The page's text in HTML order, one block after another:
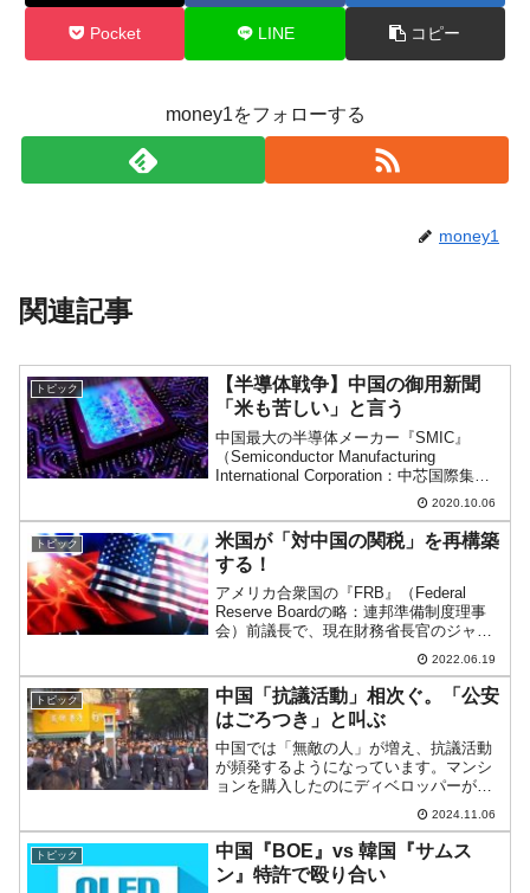
Pocket LINE コピー
money1をフォローする
money1
関連記事
トピック
【半導体戦争】中国の御用新聞
「米も苦しい」と言う
中国最大の半導体メーカー『SMIC』
（Semiconductor Manufacturing
International Corporation：中芯国際集成
電路製造）がアメリカ合衆国の「輸出管
理対象」となったことが確認されまし
た。これによ...
2020.10.06
トピック
米国が「対中国の関税」を再構築
する！
アメリカ合衆国の『FRB』（Federal
Reserve Boardの略：連邦準備制度理事
会）前議長で、現在財務省長官のジャネ
ット・イエレンさん（下掲写真）が対中
国で新たな動きをしていることが報道さ
れています。トランプ前大統領が対中国
で課...
2022.06.19
トピック
中国「抗議活動」相次ぐ。「公安
はごろつき」と叫ぶ
中国では「無敵の人」が増え、抗議活動
が頻発するようになっています。マンシ
ョンを購入したのにディベロッパーが建
設を途中でやめて逃げる――という事態
は今も続いています。↑マンションの完
成・引き渡しを求める皆さん／「昨天」
さんの動画よりスクリーン...
2024.11.06
トピック
中国『BOE』vs 韓国『サムス
ン』特許で殴り合い